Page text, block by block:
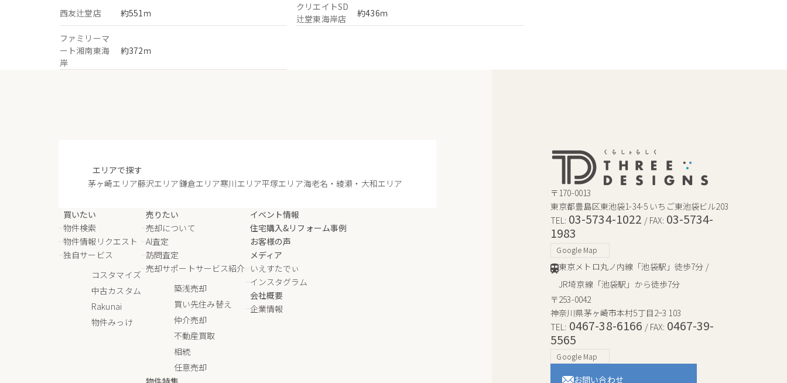
西友辻堂店 約551ｍ
クリエイトSD
辻堂東海岸店
約436ｍ
ファミリーマ
ート湘南東海
岸
約372ｍ
エリアで探す
茅ヶ崎エリア藤沢エリア鎌倉エリア寒川エリア平塚エリア海老名・綾瀬・大和エリア
買いたい
物件検索
物件情報リクエスト
独自サービス
コスタマイズ
中古カスタム
Rakunai
物件みっけ
売りたい
売却について
AI査定
訪問査定
売却サポートサービス紹介
築浅売却
買い先住み替え
仲介売却
不動産買取
相続
任意売却
イベント情報
住宅購入&リフォーム事例
お客様の声
メディア
いえすたでぃ
インスタグラム
会社概要
企業情報
〒170-0013
東京都豊島区東池袋1-34-5 いちご東池袋ビル203
TEL: 03-5734-1022 / FAX: 03-5734-
1983
Google Map
東京メトロ丸ノ内線「池袋駅」徒歩7分 /
JR埼京線「池袋駅」から徒歩7分
〒253-0042
神奈川県茅ヶ崎市本村5丁目2−3 103
TEL: 0467-38-6166 / FAX: 0467-39-
5565
Google Map
お問い合わせ